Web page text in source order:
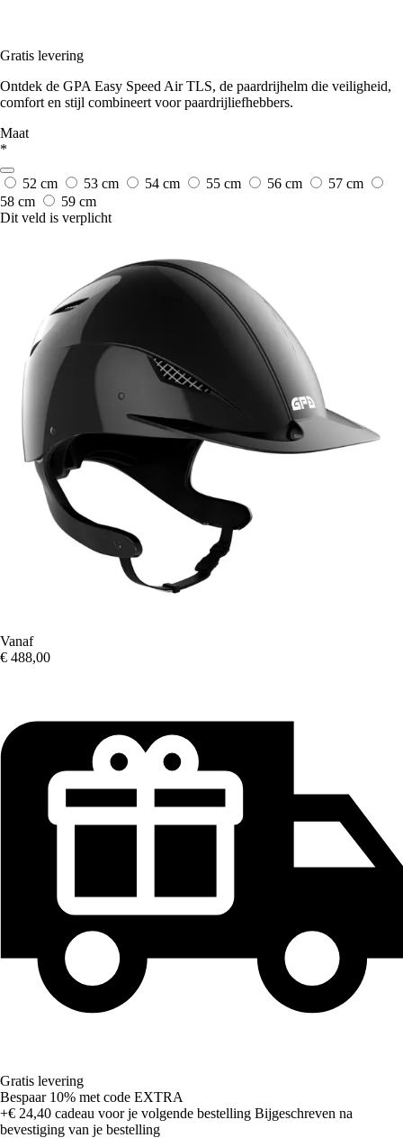
Gratis levering
Ontdek de GPA Easy Speed Air TLS, de paardrijhelm die veiligheid,
comfort en stijl combineert voor paardrijliefhebbers.
Maat
*
52 cm 53 cm 54 cm 55 cm 56 cm
57 cm
58 cm
59 cm
Dit veld is verplicht
Vanaf
€ 488,00
Gratis levering
Bespaar 10% met code EXTRA
+€ 24,40 cadeau voor je volgende bestelling Bijgeschreven na
bevestiging van je bestelling